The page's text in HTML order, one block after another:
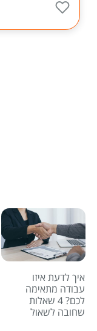
איך לדעת איזו
עבודה מתאימה
לכם? 4 שאלות
שחובה לשאול